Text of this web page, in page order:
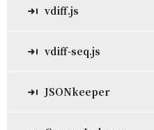
vdiff.js
vdiff-seq.js
JSONkeeper